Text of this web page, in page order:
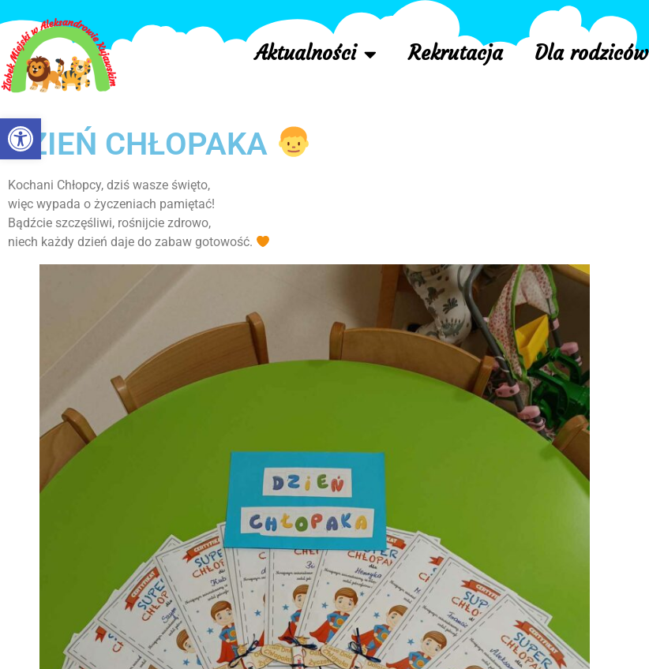
Otwórz pasek narzędzi
Aktualności Rekrutacja Dla rodziców
DZIEŃ CHŁOPAKA
Kochani Chłopcy, dziś wasze święto,
więc wypada o życzeniach pamiętać!
Bądźcie szczęśliwi, rośnijcie zdrowo,
niech każdy dzień daje do zabaw gotowość.